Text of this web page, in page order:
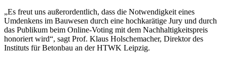
„Es freut uns außerordentlich, dass die Notwendigkeit eines
Umdenkens im Bauwesen durch eine hochkarätige Jury und durch
das Publikum beim Online-Voting mit dem Nachhaltigkeitspreis
honoriert wird“, sagt Prof. Klaus Holschemacher, Direktor des
Instituts für Betonbau an der HTWK Leipzig.